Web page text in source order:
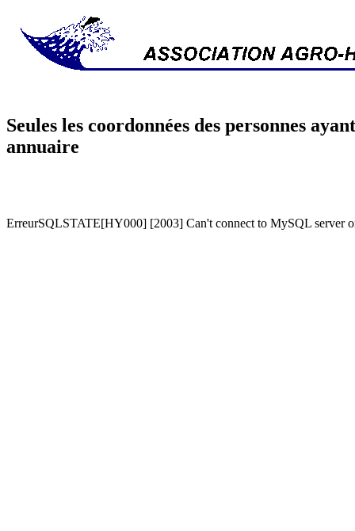
Seules les coordonnées des personnes
annuaire
ErreurSQLSTATE[HY000] [2003] Can't connect to MySQL server